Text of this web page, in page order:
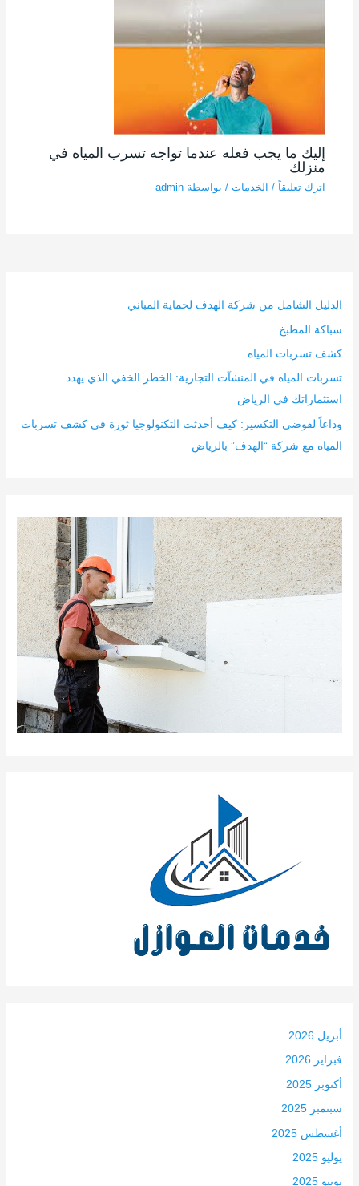
إليك ما يجب فعله عندما تواجه تسرب المياه في
منزلك
اترك تعليقاً / الخدمات/ بواسطة admin
الدليل الشامل من شركة الهدف لحماية المباني
سباكة المطبخ
كشف تسربات المياه
تسربات المياه في المنشآت التجارية: الخطر الخفي الذي يهدد
استثماراتك في الرياض
وداعاً لفوضى التكسير: كيف أحدثت التكنولوجيا ثورة في كشف تسربات
المياه مع شركة “الهدف” بالرياض
أبريل 2026
فبراير 2026
أكتوبر 2025
سبتمبر 2025
أغسطس 2025
يوليو 2025
يونيو 2025